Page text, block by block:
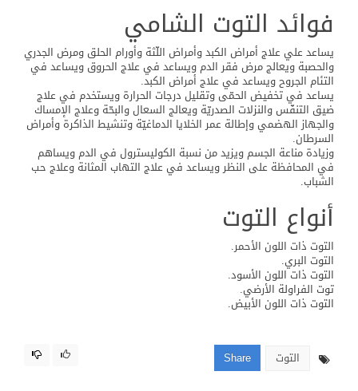
فوائد التوت الشامي
يساعد علي علاج أمراض الكبد وأمراض اللّثة وأورام الحلق ومرض الجدري
والحصبة ويعالج مرض فقر الدم ويساعد في علاج الحروق ويساعد في
التئام الجروح ويساعد في علاج أمراض الكبد.
يساعد في تخفيض الحمّى وتقليل درجات الحرارة ويستخدم في علاج
ضيق التنفّس والنزلات الصدريّة ويعالج السعال والبحّة وعلاج الإمساك
والجهاز الهضمي وإطالة عمر الخلايا الدماغيّة وتنشيط الذاكرة وأمراض
السرطان.
وزيادة مناعة الجسم ويزيد من نسبة الكوليسترول في الدم ويساهم
في المحافظة على النظر ويساعد في علاج التهاب المثانة وعلاج حب
الشباب.
أنواع التوت
التوت ذات اللون الأحمر.
التوت البري.
التوت ذات اللون الأسود.
توت الفراولة الأرضي.
التوت ذات اللون الأبيض.
التوت Share